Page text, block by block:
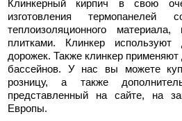
Клинкерный кирпич в свою
изготовления термопанелей
теплоизоляционного материала,
плитками. Клинкер
дорожек. Также клинкер
бассейнов. У нас вы можете
розницу, а также
представленный на сайте, на
Европы.